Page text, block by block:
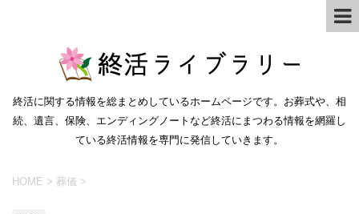
終活に関する情報を総まとめしているホームページです。お葬式や、相
続、遺言、保険、エンディングノートなど終活にまつわる情報を網羅し
ている終活情報を専門に発信していきます。
HOME > 葬儀 >